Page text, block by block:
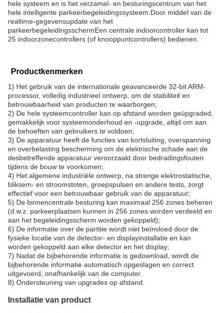
hele systeem en is het verzamel- en besturingscentrum van het
hele intelligente parkeerbegeleidingssysteem.Door middel van de
realtime-gegevensupdate van het
parkeerbegeleidingsschermEen centrale indoorcontroller kan tot
25 indoorzonecontrollers (of knooppuntcontrollers) bedienen.
Productkenmerken
1) Het gebruik van de internationale geavanceerde 32-bit ARM-
processor, volledig industrieel ontwerp, om de stabiliteit en
betrouwbaarheid van producten te waarborgen;
2) De hele systeemcontroller kan op afstand worden geüpgraded,
gemakkelijk voor systeemonderhoud en -upgrade, altijd om aan
de behoeften van gebruikers te voldoen;
3) De apparatuur heeft de functies van kortsluiting, overspanning
en overbelasting bescherming om de elektrische schade aan de
desbetreffende apparatuur veroorzaakt door bedradingsfouten
tijdens de bouw te voorkomen;
4) Het algemene industriële ontwerp, na strenge elektrostatische,
bliksem- en stroomstoten, groepspulsen en andere tests, zorgt
effectief voor een betrouwbaar gebruik van de apparatuur;
5) De binnencentrale besturing kan maximaal 256 zones beheren
(d.w.z. parkeerplaatsen kunnen in 256 zones worden verdeeld en
aan het begeleidingsscherm worden gekoppeld);
6) De informatie over de partitie wordt niet beïnvloed door de
fysieke locatie van de detector- en displayinstallatie en kan
worden gekoppeld aan elke detector en het display;
7) Nadat de bijbehorende informatie is gedownload, wordt de
bijbehorende informatie automatisch opgeslagen en correct
uitgevoerd, onafhankelijk van de computer.
8) Ondersteuning van upgrades op afstand.
Installatie van product